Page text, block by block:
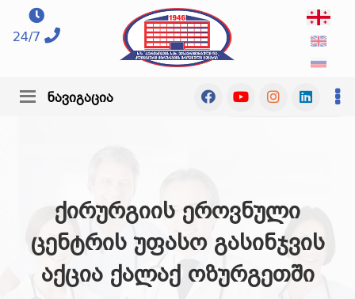
24/7
ნავიგაცია
ქირურგიის ეროვნული
ცენტრის უფასო გასინჯვის
აქცია ქალაქ ოზურგეთში